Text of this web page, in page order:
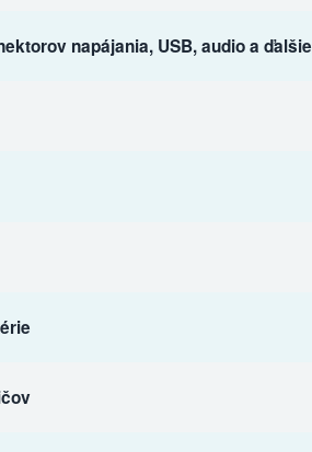
napájania, USB, audio a ďalšie